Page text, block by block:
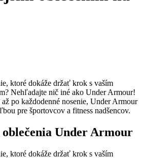
ktoré dokáže držať krok s vaším
Nehľadajte nič iné ako Under Armour!
po každodenné nosenie, Under Armour
pre športovcov a fitness nadšencov.
Under Armour
ktoré dokáže držať krok s vaším